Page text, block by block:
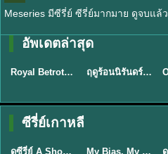
Meseries มีซีรี่ย์ ซีรี่ย์มากมาย ดูจบแล้
อัพเดตล่าสุด
★9
ซับไทย
Royal Betrothal (2026) สัญญาวิวาห์แห่งราชวงศ์ พากย์ไทย ซับไทย EP1-32 ★8.8 ฤดูร้อนนิรันดร์ (2026) Never-Ending Summer พากย์ไทย EP.1-29
ซีรี่ย์เกาหลี
EP.16
พากย์ไทย
TH EP. 16
ดูซีรี่ย์ A Shop for Killers 2 ร้านลับนักฆ่า ซีซัน 2 (2026) ซับไทย-พากย์ไทย My Bias, My Boss เมื่อเมนฉันเป็นประธานบริษัท (2026) พากย์ไทย ซับไทย EP.1-12